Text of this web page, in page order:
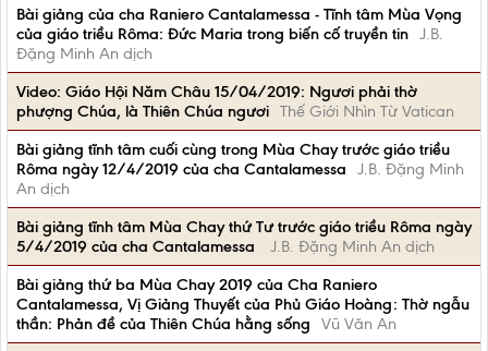
Bài giảng của cha Raniero Cantalamessa - Tĩnh tâm Mùa Vọng
của giáo triều Rôma: Đức Maria trong biến cố truyền tin J.B.
Đặng Minh An dịch
Video: Giáo Hội Năm Châu 15/04/2019: Ngươi phải thờ
phượng Chúa, là Thiên Chúa ngươi Thế Giới Nhìn Từ Vatican
Bài giảng tĩnh tâm cuối cùng trong Mùa Chay trước giáo triều
Rôma ngày 12/4/2019 của cha Cantalamessa
J.B. Đặng Minh
An dịch
Bài giảng tĩnh tâm Mùa Chay thứ Tư trước giáo triều Rôma ngày
5/4/2019 của cha Cantalamessa
J.B. Đặng Minh An dịch
Bài giảng thứ ba Mùa Chay 2019 của Cha Raniero
Cantalamessa, Vị Giảng Thuyết của Phủ Giáo Hoàng: Thờ ngẫu
thần: Phản đề của Thiên Chúa hằng sống
Vũ Văn An